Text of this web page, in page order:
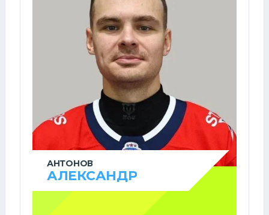
АНТОНОВ
АЛЕКСАНДР